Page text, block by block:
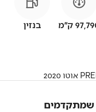
ק״מ בנזין
שמתקדמים